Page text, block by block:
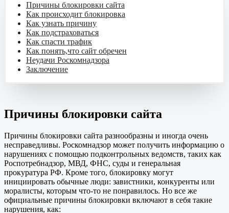
Причины блокировки сайта
Как происходит блокировка
Как узнать причину
Как подстраховаться
Как спасти трафик
Как понять,что сайт обречен
Неудачи Роскомнадзора
Заключение
Причины блокировки сайта
Причины блокировки сайта разнообразны и иногда очень
несправедливы. Роскомнадзор может получить информацию о
нарушениях с помощью подконтрольных ведомств, таких как
Роспотребнадзор, МВД, ФНС, суды и генеральная
прокуратура РФ. Кроме того, блокировку могут
инициировать обычные люди: завистники, конкуренты или
моралисты, которым что-то не понравилось. Но все же
официальные причины блокировки включают в себя такие
нарушения, как: